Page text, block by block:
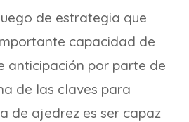
de estrategia que
capacidad de
anticipación por parte de
de las claves para
de ajedrez es ser capaz